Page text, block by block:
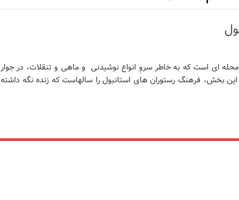
در زبان ترکی استانبولی
استانبول؛ سفری به دنیای قصه‌ها در بخش آسیایی استانبول
ای است که به خاطر سروِ انواع نوشیدنی و ماهی و تنقلات، در جوار
بخش، فرهنگ رستوران های استانبول را سالهاست که زنده نگه داشته